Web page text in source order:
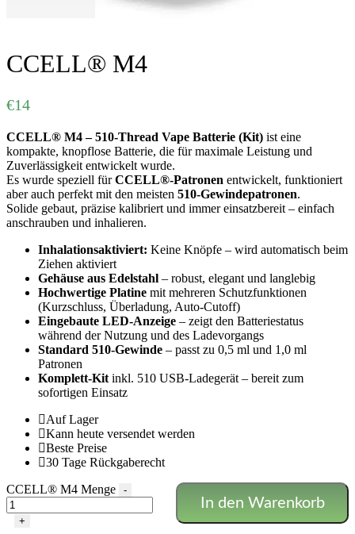
CCELL® M4
€14
CCELL® M4 – 510-Thread Vape Batterie (Kit) ist eine
kompakte, knopflose Batterie, die für maximale Leistung und
Zuverlässigkeit entwickelt wurde.
Es wurde speziell fürCCELL®-Patronen entwickelt, funktioniert
aber auch perfekt mit den meisten 510-Gewindepatronen.
Solide gebaut, präzise kalibriert und immer einsatzbereit – einfach
anschrauben und inhalieren.
Inhalationsaktiviert: Keine Knöpfe – wird automatisch beim
Ziehen aktiviert
Gehäuse aus Edelstahl – robust, elegant und langlebig
Hochwertige Platine mit mehreren Schutzfunktionen
(Kurzschluss, Überladung, Auto-Cutoff)
Eingebaute LED-Anzeige – zeigt den Batteriestatus
während der Nutzung und des Ladevorgangs
Standard 510-Gewinde – passt zu 0,5 ml und 1,0 ml
Patronen
Komplett-Kit inkl. 510 USB-Ladegerät – bereit zum
sofortigen Einsatz
Auf Lager
Kann heute versendet werden
Beste Preise
30 Tage Rückgaberecht
CCELL® M4 Menge
-
+
In den Warenkorb